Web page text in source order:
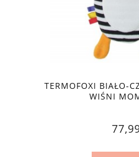
TERMOFOXI BIAŁO-
WIŚNI